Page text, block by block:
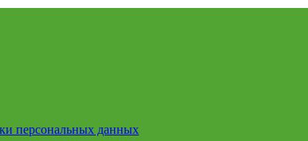
персональных данных